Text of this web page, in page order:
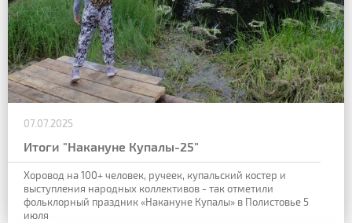
07.07.2025
Итоги "Накануне Купалы-25"
Хоровод на 100+ человек, ручеек, купальский костер и
выступления народных коллективов - так отметили
фольклорный праздник «Накануне Купалы» в Полистовье 5
июля